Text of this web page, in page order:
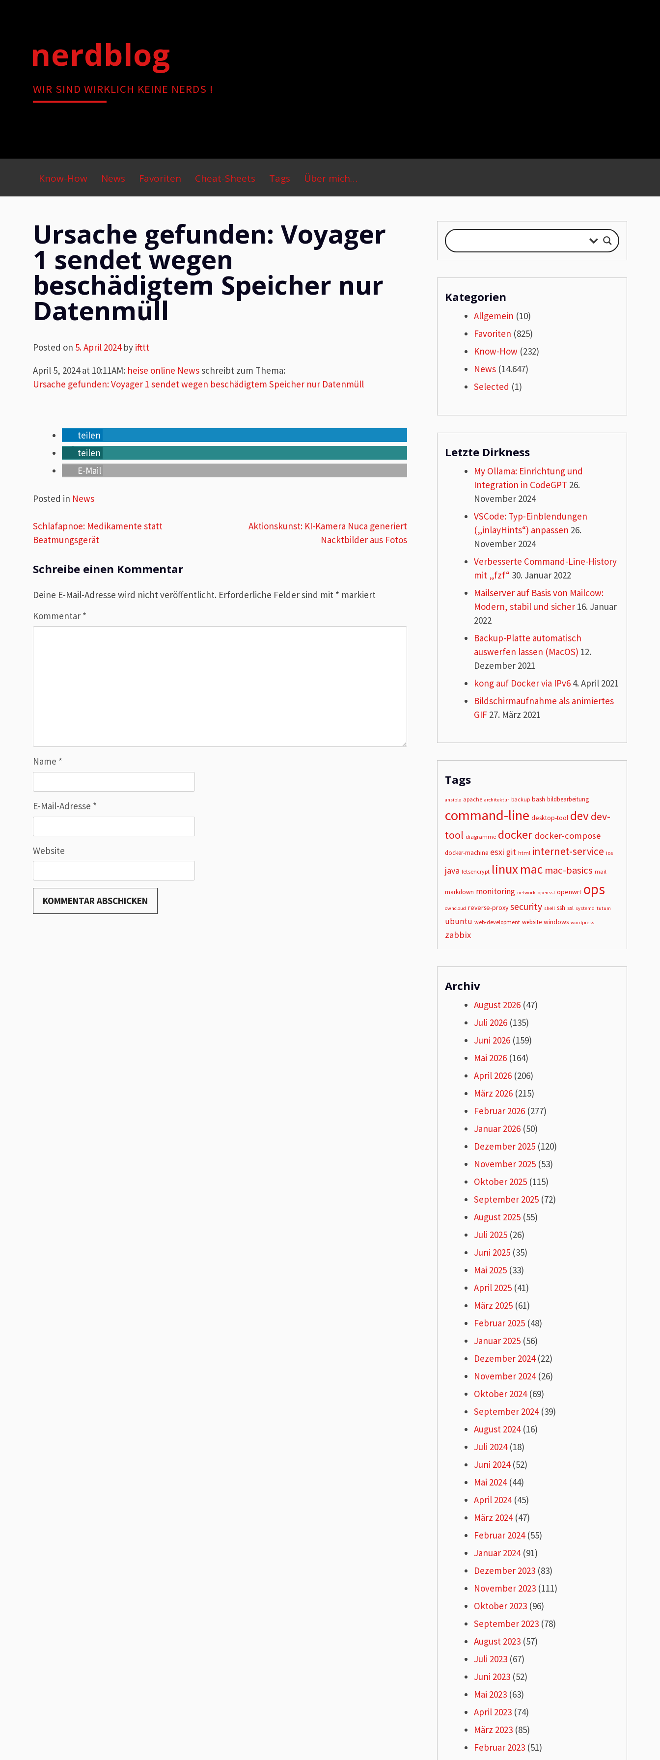
nerdblog
WIR SIND WIRKLICH KEINE NERDS !
Primary
Menu
Know-How News Favoriten Cheat-Sheets Tags Über mich…
Ursache gefunden: Voyager
1 sendet wegen
beschädigtem Speicher nur
Datenmüll
Posted on 5. April 2024by ifttt
April 5, 2024 at 10:11AM: heise online Newsschreibt zum Thema:
Ursache gefunden: Voyager 1 sendet wegen beschädigtem Speicher nur Datenmüll
teilen
teilen
E-Mail
Posted in News
Beitragsnavigation
Schlafapnoe: Medikamente statt
Beatmungsgerät​
Aktionskunst: KI-Kamera Nuca generiert
Nacktbilder aus Fotos
Schreibe einen Kommentar
Deine E-Mail-Adresse wird nicht veröffentlicht. Erforderliche Felder sind mit * markiert
Kommentar *
Name *
E-Mail-Adresse *
Website
Kategorien
Allgemein (10)
Favoriten (825)
Know-How (232)
News(14.647)
Selected (1)
Letzte Dirkness
My Ollama: Einrichtung und
Integration in CodeGPT 26.
November 2024
VSCode: Typ-Einblendungen
(„inlayHints“) anpassen 26.
November 2024
Verbesserte Command-Line-History
mit „fzf“ 30. Januar 2022
Mailserver auf Basis von Mailcow:
Modern, stabil und sicher16. Januar
2022
Backup-Platte automatisch
auswerfen lassen (MacOS) 12.
Dezember 2021
kong auf Docker via IPv64. April 2021
Bildschirmaufnahme als animiertes
GIF27. März 2021
Tags
ansible apache architektur backup bash bildbearbeitung
command-line desktop-tool devdev-
tool diagramme docker docker-compose
docker-machine esxi git html internet-service ios
java letsencrypt linuxmac mac-basics mail
markdown monitoring network openssl openwrt ops
owncloud reverse-proxy security shell ssh ssl systemd tutum
ubuntu web-development website windows wordpress
zabbix
Archiv
August 2026(47)
Juli 2026(135)
Juni 2026(159)
Mai 2026(164)
April 2026(206)
März 2026(215)
Februar 2026(277)
Januar 2026(50)
Dezember 2025(120)
November 2025(53)
Oktober 2025(115)
September 2025(72)
August 2025(55)
Juli 2025(26)
Juni 2025(35)
Mai 2025(33)
April 2025(41)
März 2025(61)
Februar 2025(48)
Januar 2025(56)
Dezember 2024(22)
November 2024(26)
Oktober 2024(69)
September 2024(39)
August 2024(16)
Juli 2024(18)
Juni 2024(52)
Mai 2024(44)
April 2024(45)
März 2024(47)
Februar 2024(55)
Januar 2024(91)
Dezember 2023(83)
November 2023(111)
Oktober 2023(96)
September 2023(78)
August 2023(57)
Juli 2023(67)
Juni 2023(52)
Mai 2023(63)
April 2023(74)
März 2023(85)
Februar 2023(51)